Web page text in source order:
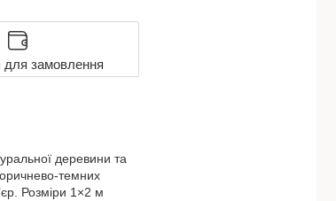
для замовлення
деревини та
темних
Розміри 1×2 м